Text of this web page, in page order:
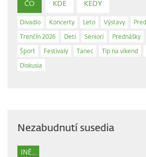
ČO KDE KEDY
Divadlo Koncerty Leto Výstavy
Trenčín 2026
Deti Seniori Prednášky
Šport
Festivaly Tanec Tip na víkend
Diskusia
Nezabudnutí susedia
INÉ...